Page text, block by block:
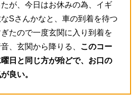
が、今日はお休みの為、イギ
Sさんかなと、車の到着を待つ
たので一度玄関に入り到着を
、玄関から降りる、 このコー
日と同じ方が殆どで、お口の
良い。